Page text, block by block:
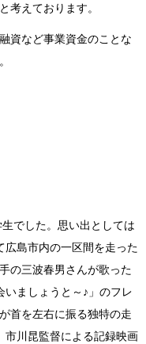
考えております。
資など事業資金のことな
でした。思い出としては
島市内の一区間を走った
の三波春男さんが歌った
ましょうと～♪」のフレ
首を左右に振る独特の走
市川昆監督による記録映画